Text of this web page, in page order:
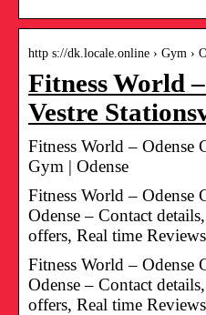
http s://dk.locale.online › Gym ›
Fitness World
Vestre
Fitness World – Odense
Gym | Odense
Fitness World – Odense
Odense – Contact
offers, Real time
Fitness World – Odense
Odense – Contact
offers, Real time